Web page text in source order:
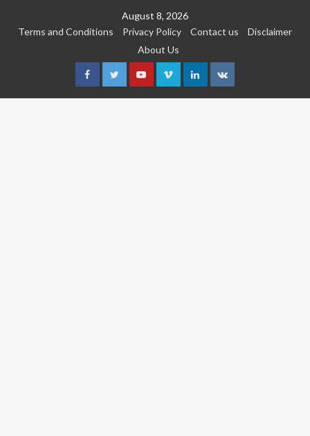
August 8, 2026
Terms and Conditions
Privacy Policy Contact us
Disclaimer
About Us
FacebookTwitterYoutubeVimeoLinkedin
VK